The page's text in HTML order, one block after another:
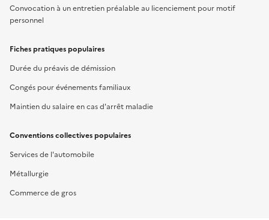
Convocation à un entretien préalable au licenciement pour motif
personnel
Fiches pratiques populaires
Durée du préavis de démission
Congés pour événements familiaux
Maintien du salaire en cas d'arrêt maladie
Conventions collectives populaires
Services de l'automobile
Métallurgie
Commerce de gros